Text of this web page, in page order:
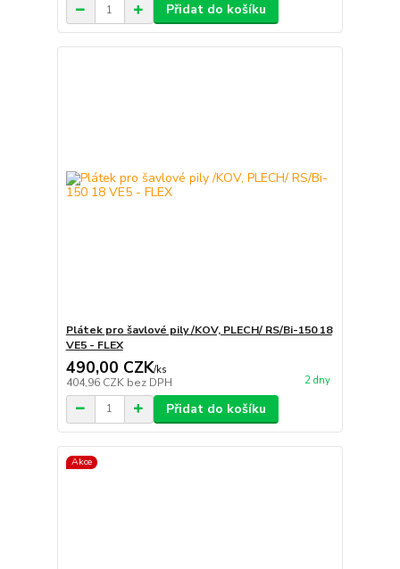
Přidat do košíku
Plátek pro šavlové pily /KOV, PLECH/ RS/Bi-150 18
VE5 - FLEX
490,00 CZK/ks
404,96 CZK bez DPH 2 dny
Přidat do košíku
Akce